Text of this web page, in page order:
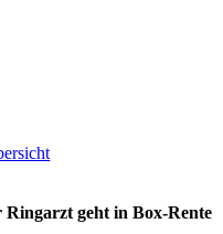
Ringarzt geht in Box-Rente